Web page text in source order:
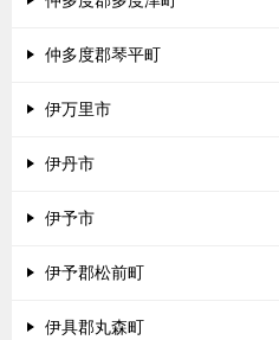
仲多度郡琴平町
伊万里市
伊丹市
伊予市
伊予郡松前町
伊具郡丸森町